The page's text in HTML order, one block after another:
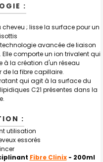
:
; lisse la surface pour un
technologie avancée de liaison
comporte un ion trivalent qui
à la création d'un réseau
de la fibre capillaire.
qui agit à la surface du
C21 présentes dans la
:
utilisation
essorés
Fibre Clinix- 200ml